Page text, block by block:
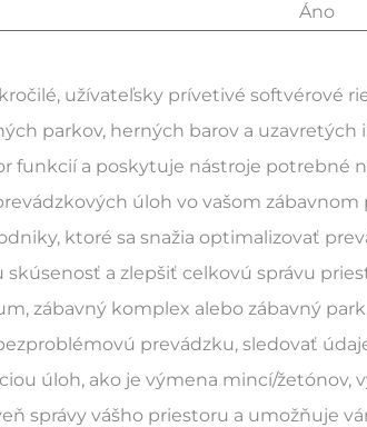
Áno
užívateľsky prívetivé softvérové
parkov, herných barov a uzavretých
funkcií a poskytuje nástroje potrebné
úloh vo vašom zábavnom
ktoré sa snažia optimalizovať
a zlepšiť celkovú správu
zábavný komplex alebo zábavný
prevádzku, sledovať
úloh, ako je výmena mincí/žetónov,
správy vášho priestoru a umožňuje